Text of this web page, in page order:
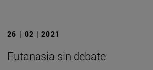
26 | 02 | 2021
Eutanasia sin debate